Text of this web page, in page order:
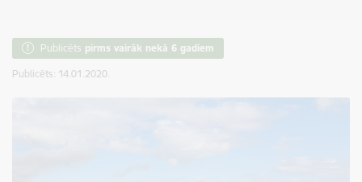
Publicēts pirms vairāk nekā 6 gadiem
Publicēts: 14.01.2020.